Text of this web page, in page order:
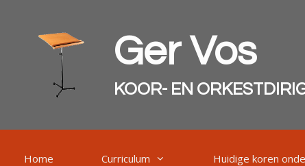
Ger Vos
KOOR- EN
Home Curriculum Huidige koren